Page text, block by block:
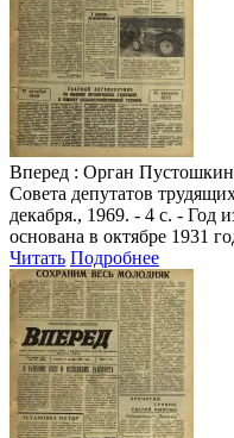
Вперед : Орган
Совета депутатов
декабря., 1969. - 4 с. - Год
основана в октябре 1931
Читать Подробнее